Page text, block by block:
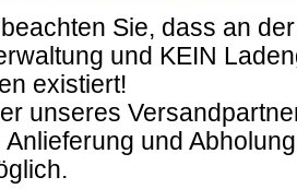
Sie, dass an
und KEIN
existiert!
unseres
Anlieferung und